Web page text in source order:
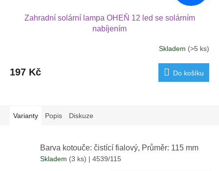
Zahradní solární lampa OHEŇ 12 led se solárním
nabíjením
Skladem (>5 ks)
197 Kč Do košíku
Varianty Popis Diskuze
Barva kotouče: čistící fialový, Průměr: 115 mm
Skladem (3 ks) | 4539/115